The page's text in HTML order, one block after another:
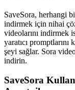
SaveSora, herhangi
indirmek için nihai
videolarını indirmek
yaratıcı promptlarını
şeyi sağlar. Sora
indirin.
SaveSora